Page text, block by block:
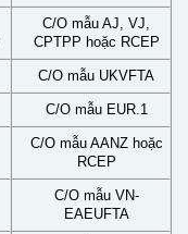
C/O mẫu AJ, VJ,
CPTPP hoặc RCEP
C/O mẫu UKVFTA
C/O mẫu EUR.1
C/O mẫu AANZ hoặc
RCEP
C/O mẫu VN-
EAEUFTA